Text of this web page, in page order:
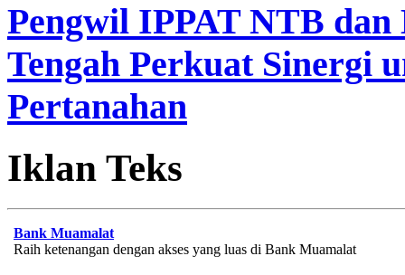
Pengwil IPPAT NTB
Tengah Perkuat Sinergi
Pertanahan
Iklan Teks
Bank Muamalat
Raih ketenangan dengan akses yang luas di Bank Muamalat